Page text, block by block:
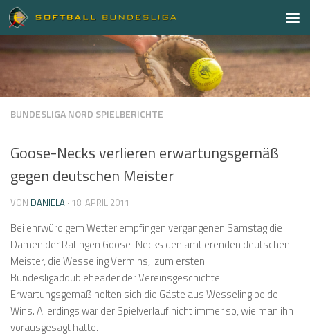
Zum Inhalt springen
BUNDESLIGA NORD SPIELBERICHTE
Goose-Necks verlieren erwartungsgemäß
gegen deutschen Meister
VON DANIELA · 18. APRIL 2011
Bei ehrwürdigem Wetter empfingen vergangenen Samstag die
Damen der Ratingen Goose-Necks den amtierenden deutschen
Meister, die Wesseling Vermins, zum ersten
Bundesligadoubleheader der Vereinsgeschichte.
Erwartungsgemäß holten sich die Gäste aus Wesseling beide
Wins. Allerdings war der Spielverlauf nicht immer so, wie man ihn
vorausgesagt hätte.